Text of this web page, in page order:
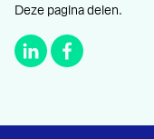
Deze pagina delen.